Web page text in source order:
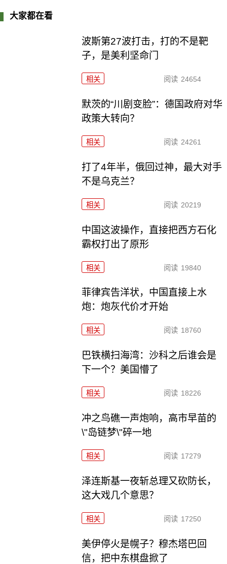
大家都在看
波斯第27波打击，打的不是靶
子，是美利坚命门
相关 阅读 24654
默茨的“川剧变脸”：德国政府对华
政策大转向？
相关 阅读 24261
打了4年半，俄回过神，最大对手
不是乌克兰？
相关 阅读 20219
中国这波操作，直接把西方石化
霸权打出了原形
相关 阅读 19840
菲律宾告洋状，中国直接上水
炮：炮灰代价才开始
相关 阅读 18760
巴铁横扫海湾：沙科之后谁会是
下一个？美国懵了
相关 阅读 18226
冲之鸟礁一声炮响，高市早苗的
\"岛链梦\"碎一地
相关 阅读 17279
泽连斯基一夜斩总理又砍防长，
这大戏几个意思？
相关 阅读 17250
美伊停火是幌子？穆杰塔巴回
信，把中东棋盘掀了